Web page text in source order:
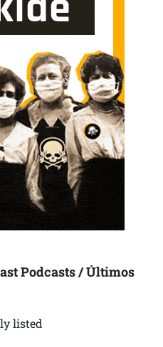
Podcasts / Últimos
listed